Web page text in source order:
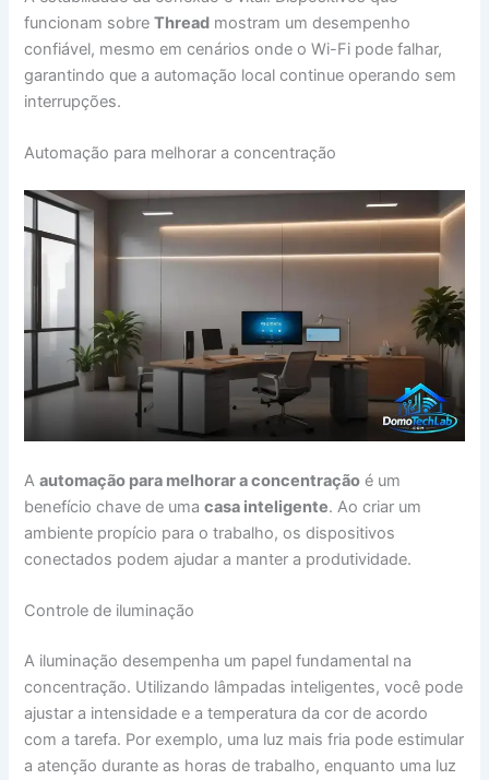
funcionam sobreThread mostram um desempenho
confiável, mesmo em cenários onde o Wi-Fi pode falhar,
garantindo que a automação local continue operando sem
interrupções.
Automação para melhorar a concentração
Aautomação para melhorar a concentração é um
benefício chave de umacasa inteligente. Ao criar um
ambiente propício para o trabalho, os dispositivos
conectados podem ajudar a manter a produtividade.
Controle de iluminação
A iluminação desempenha um papel fundamental na
concentração. Utilizando lâmpadas inteligentes, você pode
ajustar a intensidade e a temperatura da cor de acordo
com a tarefa. Por exemplo, uma luz mais fria pode estimular
a atenção durante as horas de trabalho, enquanto uma luz